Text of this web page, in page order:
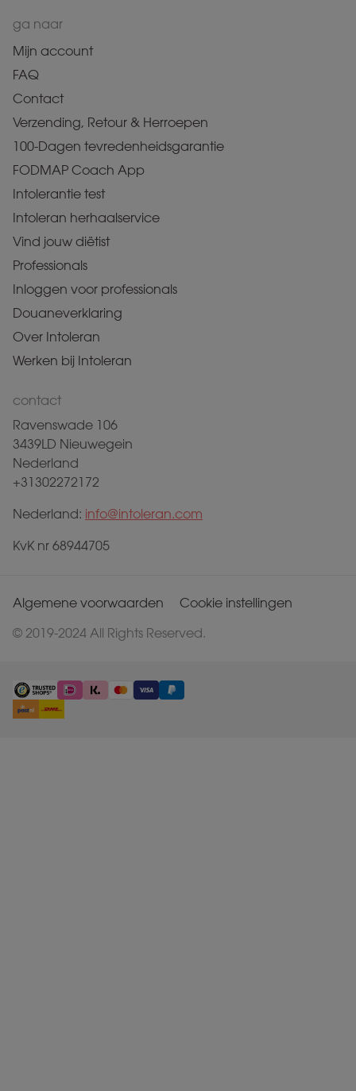
ga naar
Mijn account
FAQ
Contact
Verzending, Retour & Herroepen
100-Dagen tevredenheidsgarantie
FODMAP Coach App
Intolerantie test
Intoleran herhaalservice
Vind jouw diëtist
Professionals
Inloggen voor professionals
Douaneverklaring
Over Intoleran
Werken bij Intoleran
contact
Ravenswade 106
3439LD Nieuwegein
Nederland
+31302272172
Nederland: info@intoleran.com
KvK nr 68944705
© 2019-2024 All Rights Reserved.
Algemene voorwaarden Cookie instellingen